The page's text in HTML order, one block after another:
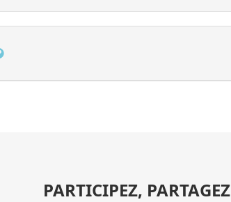
PARTICIPEZ, PARTAGEZ